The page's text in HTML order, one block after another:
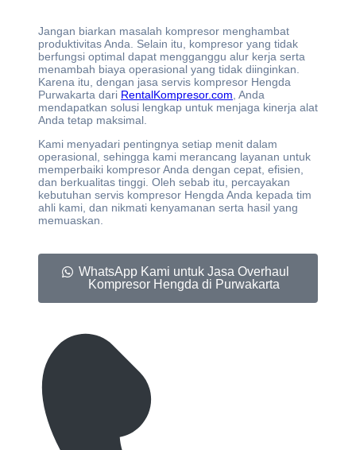
Jangan biarkan masalah kompresor menghambat
produktivitas Anda. Selain itu, kompresor yang tidak
berfungsi optimal dapat mengganggu alur kerja serta
menambah biaya operasional yang tidak diinginkan.
Karena itu, dengan jasa servis kompresor Hengda
Purwakarta dari RentalKompresor.com , Anda
mendapatkan solusi lengkap untuk menjaga kinerja alat
Anda tetap maksimal.
Kami menyadari pentingnya setiap menit dalam
operasional, sehingga kami merancang layanan untuk
memperbaiki kompresor Anda dengan cepat, efisien,
dan berkualitas tinggi. Oleh sebab itu, percayakan
kebutuhan servis kompresor Hengda Anda kepada tim
ahli kami, dan nikmati kenyamanan serta hasil yang
memuaskan.
WhatsApp Kami untuk Jasa Overhaul
Kompresor Hengda di Purwakarta